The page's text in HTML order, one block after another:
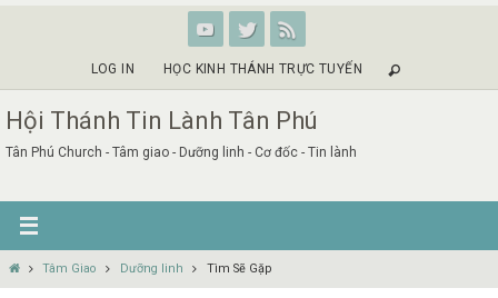
LOG IN HỌC KINH THÁNH TRỰC TUYẾN
Hội Thánh Tin Lành Tân Phú
Tân Phú Church - Tâm giao - Dưỡng linh - Cơ đốc - Tin lành
HomeTâm Giao Dưỡng linh Tìm Sẽ Gặp